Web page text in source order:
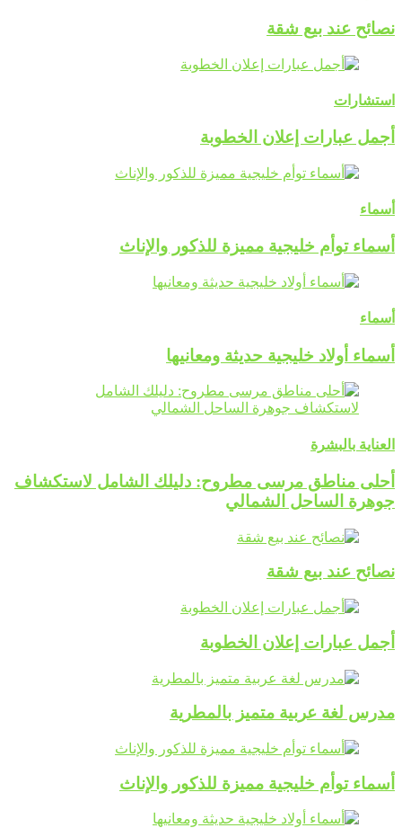
نصائح عند بيع شقة
استشارات
أجمل عبارات إعلان الخطوبة
أسماء
أسماء توأم خليجية مميزة للذكور والإناث
أسماء
أسماء أولاد خليجية حديثة ومعانيها
العناية بالبشرة
أحلى مناطق مرسى مطروح: دليلك الشامل لاستكشاف
جوهرة الساحل الشمالي
نصائح عند بيع شقة
أجمل عبارات إعلان الخطوبة
مدرس لغة عربية متميز بالمطرية
أسماء توأم خليجية مميزة للذكور والإناث